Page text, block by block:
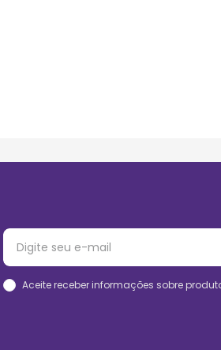
Aceite receber informações sobre